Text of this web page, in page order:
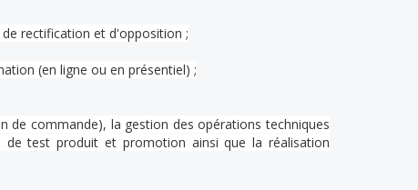
rectification et d'opposition ;
(en ligne ou en présentiel) ;
de commande), la gestion des opérations techniques
de test produit et promotion ainsi que la réalisation